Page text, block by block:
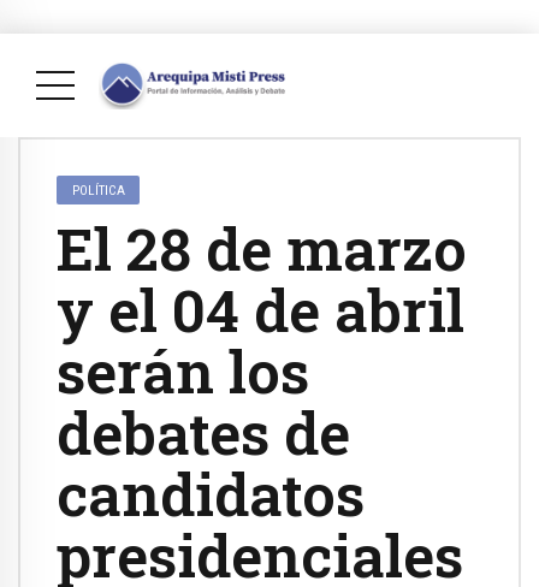
POLÍTICA
El 28 de marzo
y el 04 de abril
serán los
debates de
candidatos
presidenciales